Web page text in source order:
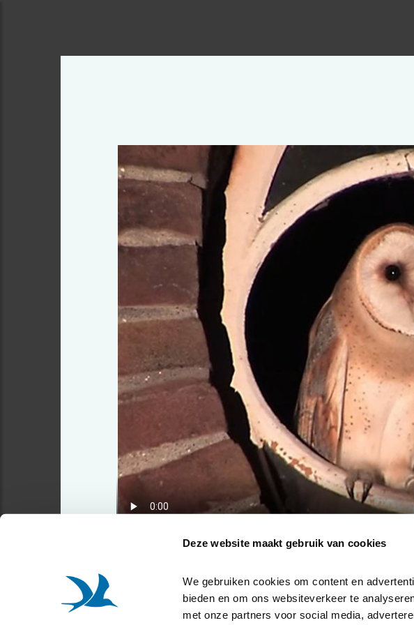
Deze website maakt gebruik van cookies
We gebruiken cookies om content en
bieden en om ons websiteverkeer te
met onze partners voor social media,